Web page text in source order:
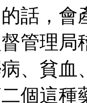
話，
管理局
、貧血
個這種